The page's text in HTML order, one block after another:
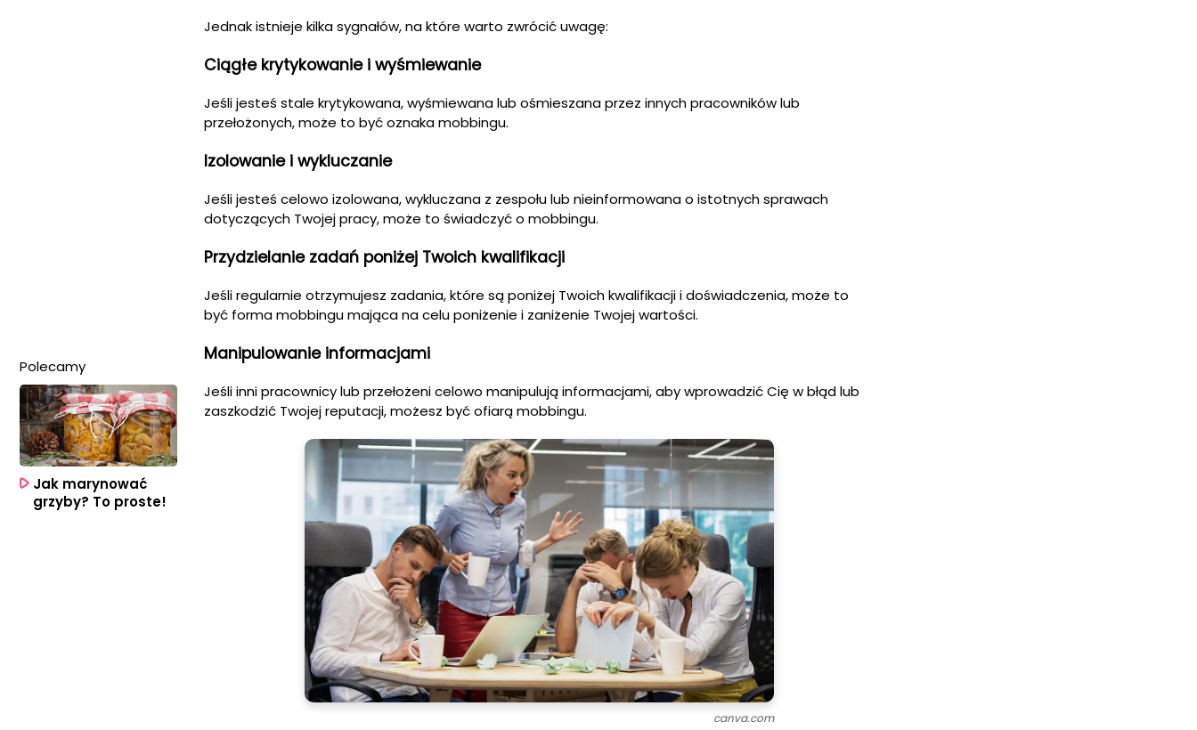
Jednak istnieje kilka sygnałów, na które warto zwrócić uwagę:
Ciągłe krytykowanie i wyśmiewanie
Jeśli jesteś stale krytykowana, wyśmiewana lub ośmieszana przez innych pracowników lub
przełożonych, może to być oznaka mobbingu.
Izolowanie i wykluczanie
Jeśli jesteś celowo izolowana, wykluczana z zespołu lub nieinformowana o istotnych sprawach
dotyczących Twojej pracy, może to świadczyć o mobbingu.
Przydzielanie zadań poniżej Twoich kwalifikacji
Jeśli regularnie otrzymujesz zadania, które są poniżej Twoich kwalifikacji i doświadczenia, może to
być forma mobbingu mająca na celu poniżenie i zaniżenie Twojej wartości.
Manipulowanie informacjami
Jeśli inni pracownicy lub przełożeni celowo manipulują informacjami, aby wprowadzić Cię w błąd lub
zaszkodzić Twojej reputacji, możesz być ofiarą mobbingu.
canva.com
Polecamy
Jak marynować
grzyby? To proste!